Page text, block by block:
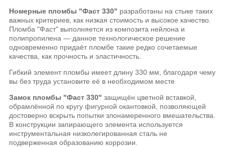
Номерные пломбы "Фаст 330" разработаны на стыке таких
важных критериев, как низкая стоимость и высокое качество.
Пломба "Фаст" выполняется из композита нейлона и
полипропилена — данное технологическое решение
одновременно придаёт пломбе такие редко сочетаемые
качества, как прочность и эластичность.
Гибкий элемент пломбы имеет длину 330 мм, благодаря чему
вы без труда установите её в необходимом месте
Замок пломбы "Фаст 330" защищён цветной вставкой,
обрамлённой по кругу фигурной окантовкой, позволяющей
достоверно вскрыть попытки злонамеренного вмешательства.
В конструкции запирающего элемента используется
инструментальная низколегированная сталь не
подверженная образованию коррозии.